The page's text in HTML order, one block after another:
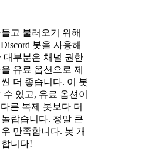
고 불러오기 위해
봇을 사용해
대부분은 채널 권한
유료 옵션으로 제
더 좋습니다. 이 봇
있고, 유료 옵션이
른 복제 봇보다 더
랍습니다. 정말 큰
만족합니다. 봇 개
니다!